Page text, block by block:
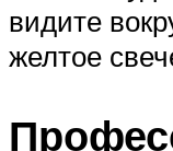
видите
желтое